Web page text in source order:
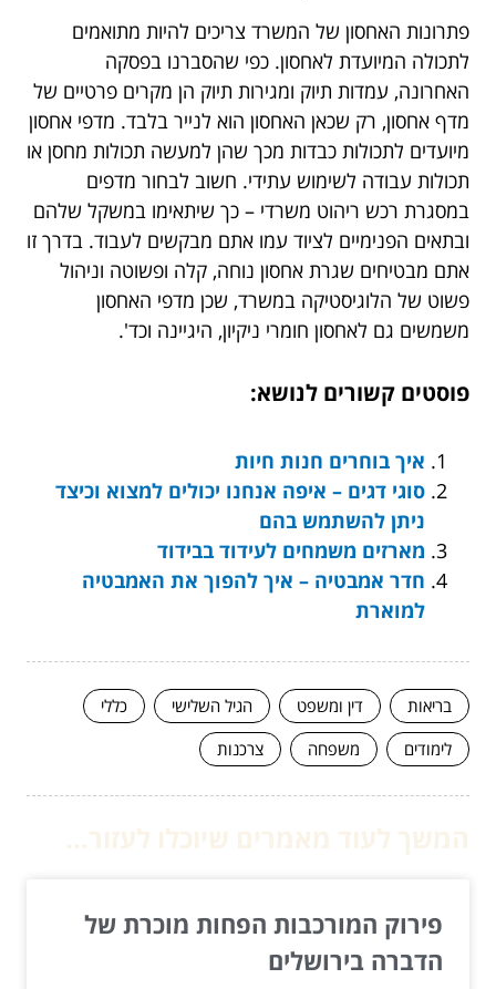
פתרונות האחסון של המשרד צריכים להיות מתואמים
לתכולה המיועדת לאחסון. כפי שהסברנו בפסקה
האחרונה, עמדות תיוק ומגירות תיוק הן מקרים פרטיים של
מדף אחסון, רק שכאן האחסון הוא לנייר בלבד. מדפי אחסון
מיועדים לתכולות כבדות מכך שהן למעשה תכולות מחסן או
תכולות עבודה לשימוש עתידי. חשוב לבחור מדפים
במסגרת רכש ריהוט משרדי – כך שיתאימו במשקל שלהם
ובתאים הפנימיים לציוד עמו אתם מבקשים לעבוד. בדרך זו
אתם מבטיחים שגרת אחסון נוחה, קלה ופשוטה וניהול
פשוט של הלוגיסטיקה במשרד, שכן מדפי האחסון
משמשים גם לאחסון חומרי ניקיון, היגיינה וכד'.
פוסטים קשורים לנושא:
איך בוחרים חנות חיות
סוגי דגים – איפה אנחנו יכולים למצוא וכיצד
ניתן להשתמש בהם
מארזים משמחים לעידוד בבידוד
חדר אמבטיה – איך להפוך את האמבטיה
למוארת
בריאות דין ומשפט הגיל השלישי
כללי
לימודים
משפחה צרכנות
פירוק המורכבות הפחות מוכרת של
הדברה בירושלים